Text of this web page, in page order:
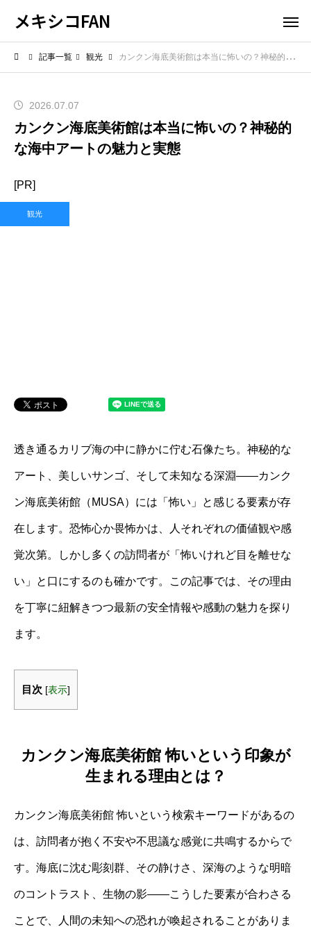
メキシコFAN
記事一覧 観光 カンクン海底美術館は本当に怖いの？神秘的な海中アートの魅力と実態
2026.07.07
カンクン海底美術館は本当に怖いの？神秘的
な海中アートの魅力と実態
[PR]
観光
透き通るカリブ海の中に静かに佇む石像たち。神秘的な
アート、美しいサンゴ、そして未知なる深淵――カンク
ン海底美術館（MUSA）には「怖い」と感じる要素が存
在します。恐怖心か畏怖かは、人それぞれの価値観や感
覚次第。しかし多くの訪問者が「怖いけれど目を離せな
い」と口にするのも確かです。この記事では、その理由
を丁寧に紐解きつつ最新の安全情報や感動の魅力を探り
ます。
目次 [表示]
カンクン海底美術館 怖いという印象が
生まれる理由とは？
カンクン海底美術館 怖いという検索キーワードがあるの
は、訪問者が抱く不安や不思議な感覚に共鳴するからで
す。海底に沈む彫刻群、その静けさ、深海のような明暗
のコントラスト、生物の影――こうした要素が合わさる
ことで、人間の未知への恐れが喚起されることがありま